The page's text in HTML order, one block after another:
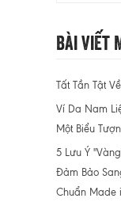
Bài Viết
Tất Tần Tật
Ví Da Nam
Một Biểu
5 Lưu Ý
Đảm Bảo
Chuẩn Made